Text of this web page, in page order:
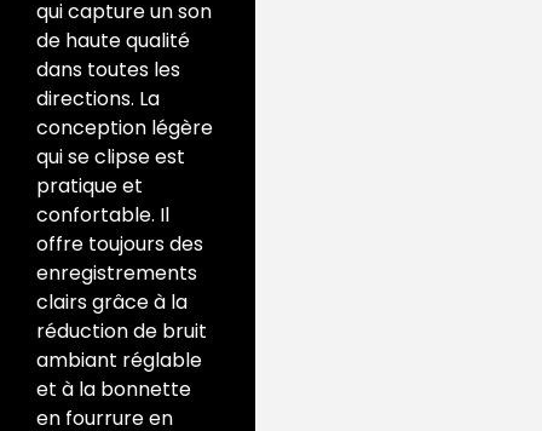
qui capture un son
de haute qualité
dans toutes les
directions. La
conception légère
qui se clipse est
pratique et
confortable. Il
offre toujours des
enregistrements
clairs grâce à la
réduction de bruit
ambiant réglable
et à la bonnette
en fourrure en